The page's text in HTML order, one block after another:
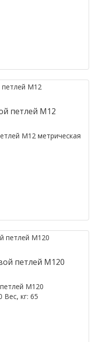
петлей M12
M12 метрическая
петлей M120
M120
Вес, кг: 65